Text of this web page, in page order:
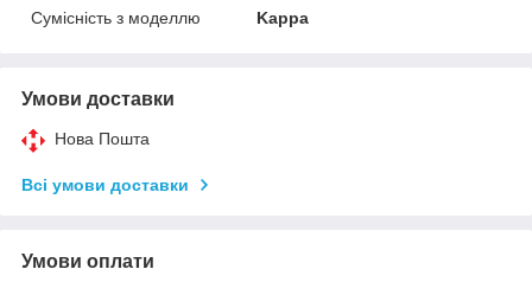
Сумісність з моделлю
Kappa
Умови доставки
Нова Пошта
Всі умови доставки
Умови оплати